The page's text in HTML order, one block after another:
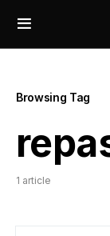
Browsing Tag
1 article